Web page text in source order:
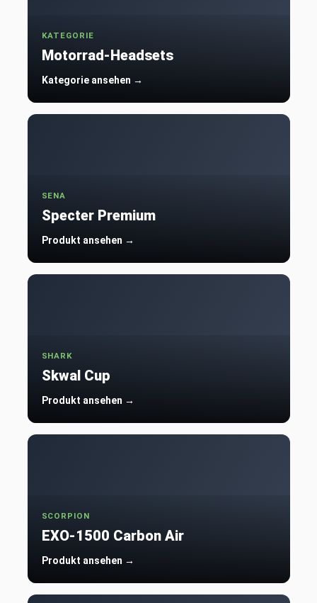
KATEGORIE
Motorrad-Headsets
Kategorie ansehen →
SENA
Specter Premium
Produkt ansehen →
SHARK
Skwal Cup
Produkt ansehen →
SCORPION
EXO-1500 Carbon Air
Produkt ansehen →